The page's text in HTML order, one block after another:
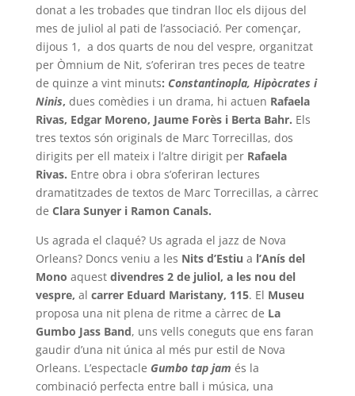
donat a les trobades que tindran lloc els dijous del
mes de juliol al pati de l’associació. Per començar,
dijous 1, a dos quarts de nou del vespre, organitzat
per Òmnium de Nit, s’oferiran tres peces de teatre
de quinze a vint minuts: Constantinopla, Hipòcrates i
Ninis, dues comèdies i un drama, hi actuen Rafaela
Rivas, Edgar Moreno, Jaume Forès i Berta Bahr. Els
tres textos són originals de Marc Torrecillas, dos
dirigits per ell mateix i l’altre dirigit perRafaela
Rivas. Entre obra i obra s’oferiran lectures
dramatitzades de textos de Marc Torrecillas, a càrrec
de Clara Sunyer i Ramon Canals.
Us agrada el claqué? Us agrada el jazz de Nova
Orleans? Doncs veniu a les Nits d’Estiu a l’Anís del
Mono aquest divendres 2 de juliol, a les nou del
vespre, al carrer Eduard Maristany, 115. El Museu
proposa una nit plena de ritme a càrrec de La
Gumbo Jass Band, uns vells coneguts que ens faran
gaudir d’una nit única al més pur estil de Nova
Orleans. L’espectacle Gumbo tap jam és la
combinació perfecta entre ball i música, una